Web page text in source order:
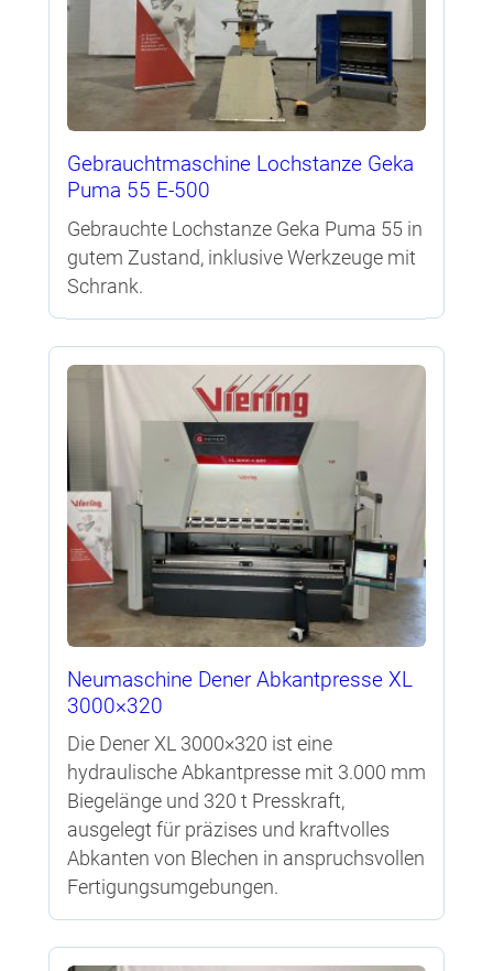
Gebrauchtmaschine Lochstanze Geka
Puma 55 E-500
Gebrauchte Lochstanze Geka Puma 55 in
gutem Zustand, inklusive Werkzeuge mit
Schrank.
Neumaschine Dener Abkantpresse XL
3000×320
Die Dener XL 3000×320 ist eine
hydraulische Abkantpresse mit 3.000 mm
Biegelänge und 320 t Presskraft,
ausgelegt für präzises und kraftvolles
Abkanten von Blechen in anspruchsvollen
Fertigungsumgebungen.